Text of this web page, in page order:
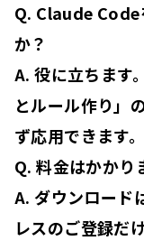
Q. Claude Code
か？
A. 役に立ちます
とルール作り」
ず応用できます。
Q. 料金はかかり
A. ダウンロード
レスのご登録だ